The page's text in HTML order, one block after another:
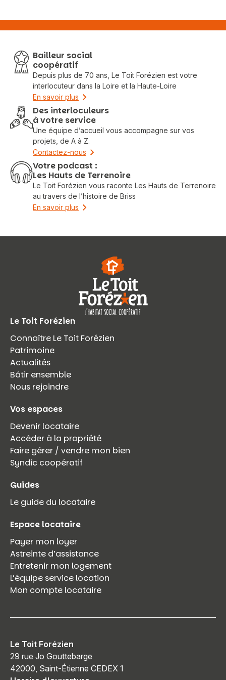
Bailleur social
coopératif
Depuis plus de 70 ans, Le Toit Forézien est votre
interlocuteur dans la Loire et la Haute-Loire
En savoir plus
Des interloculeurs
à votre service
Une équipe d’accueil vous accompagne sur vos
projets, de A à Z.
Contactez-nous
Votre podcast :
Les Hauts de Terrenoire
Le Toit Forézien vous raconte Les Hauts de Terrenoire
au travers de l’histoire de Briss
En savoir plus
Le Toit Forézien
Connaître Le Toit Forézien
Patrimoine
Actualités
Bâtir ensemble
Nous rejoindre
Vos espaces
Devenir locataire
Accéder à la propriété
Faire gérer / vendre mon bien
Syndic coopératif
Guides
Le guide du locataire
Espace locataire
Payer mon loyer
Astreinte d’assistance
Entretenir mon logement
L’équipe service location
Mon compte locataire
Le Toit Forézien
29 rue Jo Gouttebarge
42000, Saint-Étienne CEDEX 1